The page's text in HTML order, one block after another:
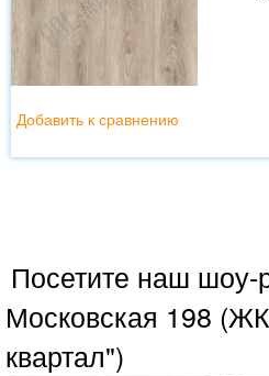
Добавить к сравнению
Посетите наш шоу-
Московская 198
квартал")